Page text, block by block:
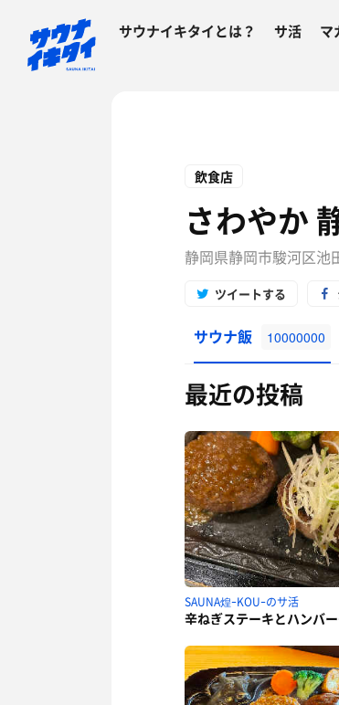
サウナイキタイとは？ サ活 マ
飲食店
さわやか
静岡県静岡市駿河区池
ツイートする
サウナ飯 10000000
最近の投稿
SAUNA煌ｰKOUｰのサ活